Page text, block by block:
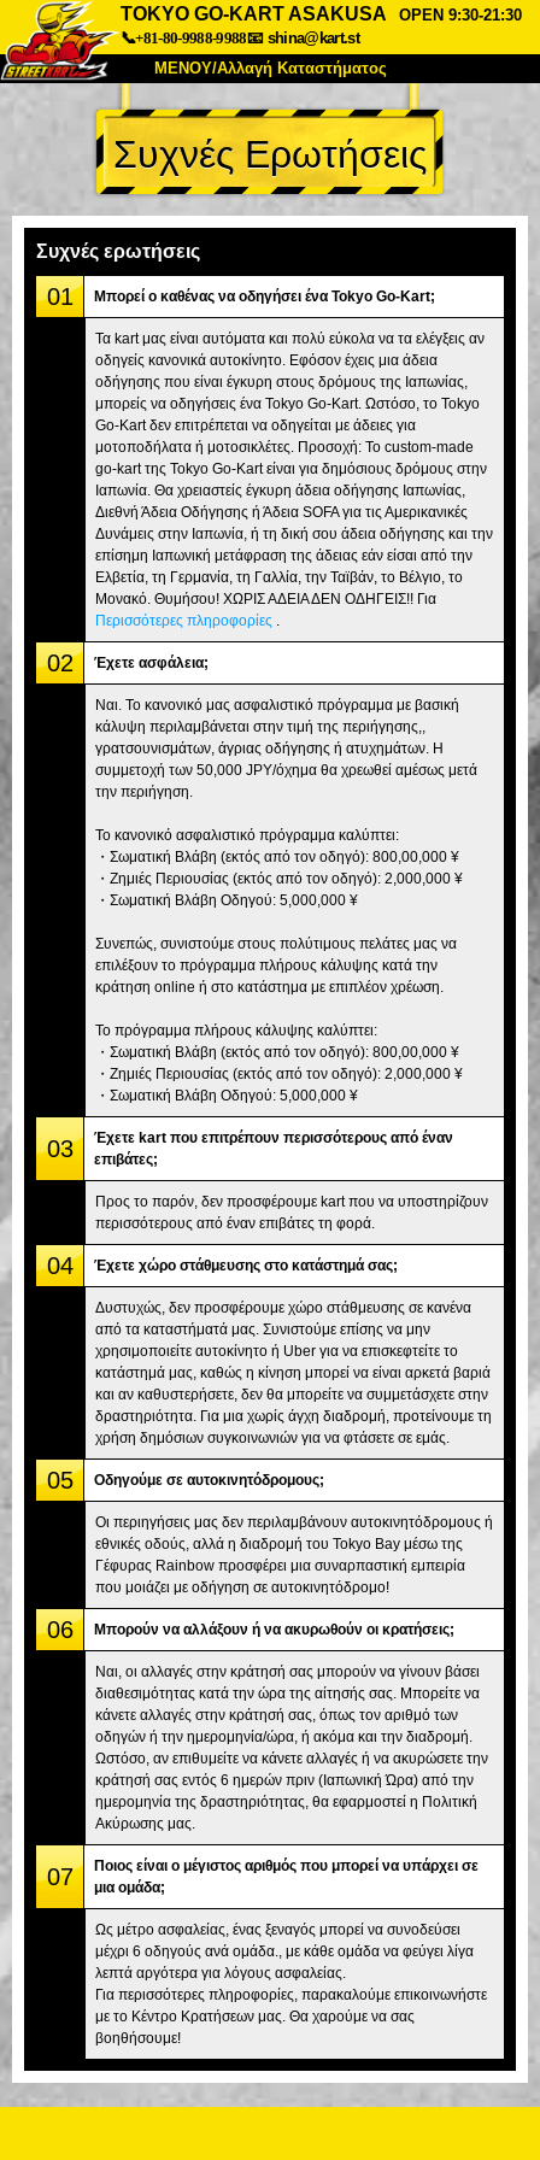
TOKYO GO-KART ASAKUSA
OPEN 9:30-21:30
📞+81-80-9988-9988📧 shina@kart.st
ΜΕΝΟΥ/Αλλαγή Καταστήματος
ΚΥΡΙΩΣ
Σχετικά Προδιαγραφές Τιμές
Συχνές Ερωτήσεις
Εταιρεία
Αλλαγή Καταστήματος
Τόκιο Σινάγαουα #1 Τόκιο Ακίχαμπαρα #1
Τόκιο Ακίχαμπαρα #2 Τόκιο Σιμπούγια
Τόκιο Σιμπούγια Annex Τόκιο Κόλπος
Τόκιο Ασακούσα Οσάκα
Οκινάουα
Συχνές Ερωτήσεις
Συχνές ερωτήσεις
01 Μπορεί ο καθένας να οδηγήσει ένα Tokyo Go-Kart;
Τα kart μας είναι αυτόματα και πολύ εύκολα να τα ελέγξεις αν
οδηγείς κανονικά αυτοκίνητο. Εφόσον έχεις μια άδεια
οδήγησης που είναι έγκυρη στους δρόμους της Ιαπωνίας,
μπορείς να οδηγήσεις ένα Tokyo Go-Kart. Ωστόσο, το Tokyo
Go-Kart δεν επιτρέπεται να οδηγείται με άδειες για
μοτοποδήλατα ή μοτοσικλέτες. Προσοχή: Το custom-made
go-kart της Tokyo Go-Kart είναι για δημόσιους δρόμους στην
Ιαπωνία. Θα χρειαστείς έγκυρη άδεια οδήγησης Ιαπωνίας,
Διεθνή Άδεια Οδήγησης ή Άδεια SOFA για τις Αμερικανικές
Δυνάμεις στην Ιαπωνία, ή τη δική σου άδεια οδήγησης και την
επίσημη Ιαπωνική μετάφραση της άδειας εάν είσαι από την
Ελβετία, τη Γερμανία, τη Γαλλία, την Ταϊβάν, το Βέλγιο, το
Μονακό. Θυμήσου! ΧΩΡΙΣ ΑΔΕΙΑ ΔΕΝ ΟΔΗΓΕΙΣ!! Για
Περισσότερες πληροφορίες
02 Έχετε ασφάλεια;
Ναι. Το κανονικό μας ασφαλιστικό πρόγραμμα με βασική
κάλυψη περιλαμβάνεται στην τιμή της περιήγησης,,
γρατσουνισμάτων, άγριας οδήγησης ή ατυχημάτων. Η
συμμετοχή των 50,000 JPY/όχημα θα χρεωθεί αμέσως μετά
την περιήγηση.
Το κανονικό ασφαλιστικό πρόγραμμα καλύπτει:
・Σωματική Βλάβη (εκτός από τον οδηγό): 800,00,000 ¥
・Ζημιές Περιουσίας (εκτός από τον οδηγό): 2,000,000 ¥
・Σωματική Βλάβη Οδηγού: 5,000,000 ¥
Συνεπώς, συνιστούμε στους πολύτιμους πελάτες μας να
επιλέξουν το πρόγραμμα πλήρους κάλυψης κατά την
κράτηση online ή στο κατάστημα με επιπλέον χρέωση.
Το πρόγραμμα πλήρους κάλυψης καλύπτει:
・Σωματική Βλάβη (εκτός από τον οδηγό): 800,00,000 ¥
・Ζημιές Περιουσίας (εκτός από τον οδηγό): 2,000,000 ¥
・Σωματική Βλάβη Οδηγού: 5,000,000 ¥
03
Έχετε kart που επιτρέπουν περισσότερους από έναν
επιβάτες;
Προς το παρόν, δεν προσφέρουμε kart που να υποστηρίζουν
περισσότερους από έναν επιβάτες τη φορά.
04 Έχετε χώρο στάθμευσης στο κατάστημά σας;
Δυστυχώς, δεν προσφέρουμε χώρο στάθμευσης σε κανένα
από τα καταστήματά μας. Συνιστούμε επίσης να μην
χρησιμοποιείτε αυτοκίνητο ή Uber για να επισκεφτείτε το
κατάστημά μας, καθώς η κίνηση μπορεί να είναι αρκετά βαριά
και αν καθυστερήσετε, δεν θα μπορείτε να συμμετάσχετε στην
δραστηριότητα. Για μια χωρίς άγχη διαδρομή, προτείνουμε τη
χρήση δημόσιων συγκοινωνιών για να φτάσετε σε εμάς.
05 Οδηγούμε σε αυτοκινητόδρομους;
Οι περιηγήσεις μας δεν περιλαμβάνουν αυτοκινητόδρομους ή
εθνικές οδούς, αλλά η διαδρομή του Tokyo Bay μέσω της
Γέφυρας Rainbow προσφέρει μια συναρπαστική εμπειρία
που μοιάζει με οδήγηση σε αυτοκινητόδρομο!
06 Μπορούν να αλλάξουν ή να ακυρωθούν οι κρατήσεις;
Ναι, οι αλλαγές στην κράτησή σας μπορούν να γίνουν βάσει
διαθεσιμότητας κατά την ώρα της αίτησής σας. Μπορείτε να
κάνετε αλλαγές στην κράτησή σας, όπως τον αριθμό των
οδηγών ή την ημερομηνία/ώρα, ή ακόμα και την διαδρομή.
Ωστόσο, αν επιθυμείτε να κάνετε αλλαγές ή να ακυρώσετε την
κράτησή σας εντός 6 ημερών πριν (Ιαπωνική Ώρα) από την
ημερομηνία της δραστηριότητας, θα εφαρμοστεί η Πολιτική
Ακύρωσης μας.
07
Ποιος είναι ο μέγιστος αριθμός που μπορεί να υπάρχει σε
μια ομάδα;
Ως μέτρο ασφαλείας, ένας ξεναγός μπορεί να συνοδεύσει
μέχρι 6 οδηγούς ανά ομάδα., με κάθε ομάδα να φεύγει λίγα
λεπτά αργότερα για λόγους ασφαλείας.
Για περισσότερες πληροφορίες, παρακαλούμε επικοινωνήστε
με το Κέντρο Κρατήσεων μας. Θα χαρούμε να σας
βοηθήσουμε!